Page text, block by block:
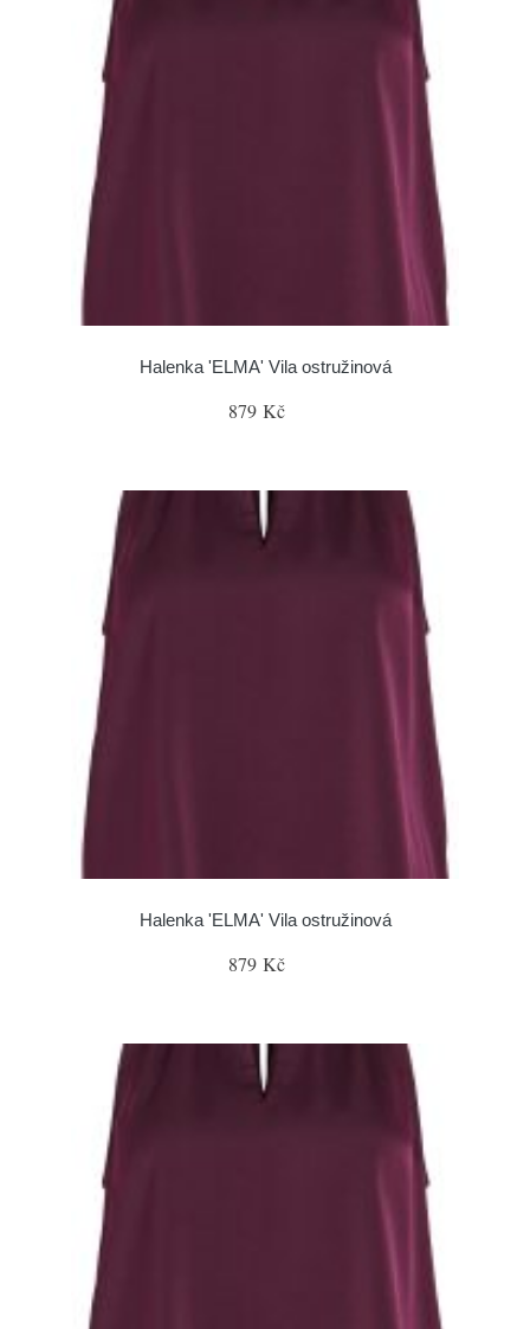
Halenka 'ELMA' Vila ostružinová
879 Kč
Halenka 'ELMA' Vila ostružinová
879 Kč